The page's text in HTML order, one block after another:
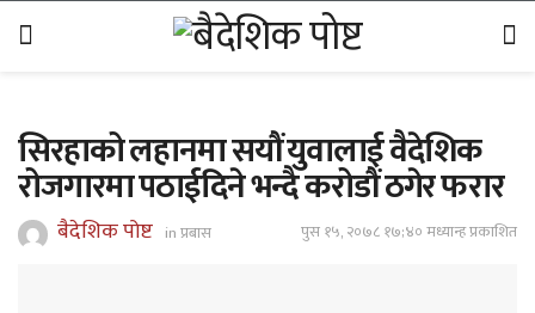
सिरहाको लहानमा सयौं युवालाई वैदेशिक
रोजगारमा पठाईदिने भन्दै करोडौं ठगेर फरार
बैदेशिक पोष्ट inप्रबास पुस १५, २०७८ १७;४० मध्यान्ह प्रकाशित